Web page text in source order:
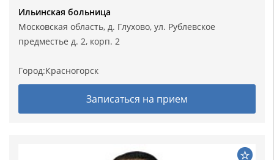
Ильинская больница
Московская область, д. Глухово, ул. Рублевское
предместье д. 2, корп. 2
Город:Красногорск
Записаться на прием